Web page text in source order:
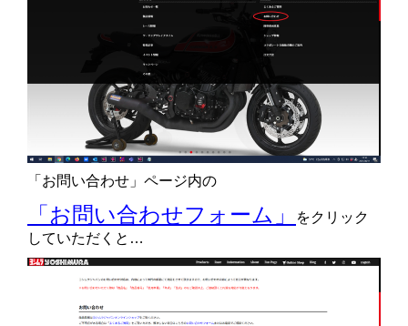
「お問い合わせ」ページ内の
「お問い合わせフォーム」
をクリック
していただくと…